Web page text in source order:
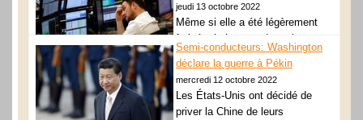
jeudi 13 octobre 2022
Même si elle a été légèrement
freinée, la hausse des prix aux
États-Unis reste forte et continue
à affoler les marchés, qui craignent une... GN_lirelasuite
Semi-conducteurs: Washington
déclare la guerre à Pékin
mercredi 12 octobre 2022
Les États-Unis ont décidé de
priver la Chine de leurs